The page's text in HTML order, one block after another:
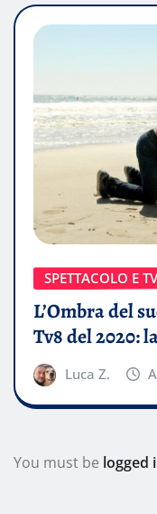
SPETTACOLO E TV
L’Ombra del
Tv8 del 2020:
Luca Z.
You must be logged